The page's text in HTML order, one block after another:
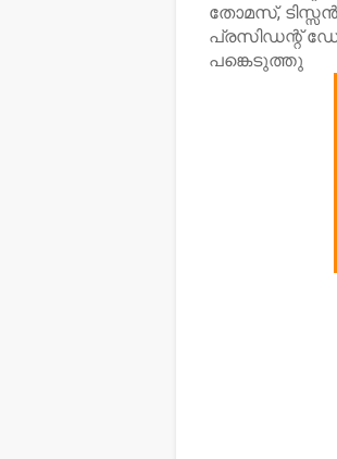
തോമസ്,
പ്രസിഡന്റ്
പങ്കെടുത്തു